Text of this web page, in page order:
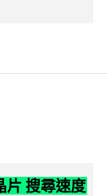
片 搜尋速度